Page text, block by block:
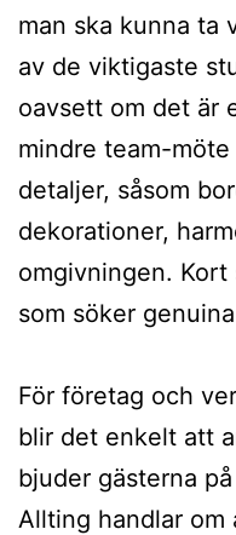
man ska kunna ta
av de viktigaste
oavsett om det är
mindre team-
detaljer, såsom
dekorationer,
omgivningen.
som söker
För företag och
blir det enkelt att
bjuder gästerna
Allting handlar om